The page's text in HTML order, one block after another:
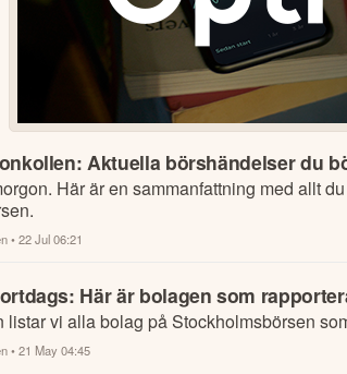
Aktuella börshändelser du
Här är en sammanfattning med allt
• 22 Jul 06:21
Här är bolagen som
listar vi alla bolag på Stockholmsbörsen
• 21 May 04:45